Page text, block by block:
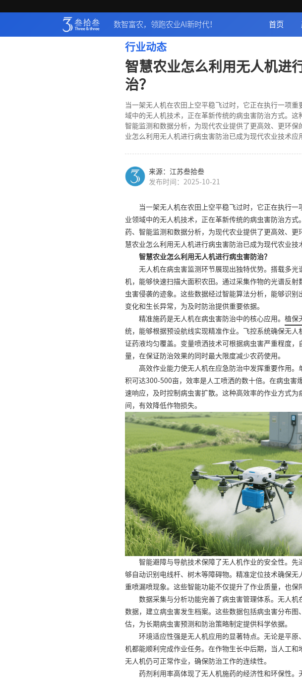
数智富农，领跑农业AI新时代！ 首页
行业动态
智慧农业怎么利用无人机进
治？
当一架无人机在农田上空平稳飞过时，它正在执行一项重
域中的无人机技术，正在革新传统的病虫害防治方式。这
智能监测和数据分析，为现代农业提供了更高效、更环保
业怎么利用无人机进行病虫害防治已成为现代农业技术应
来源：江苏叁拾叁
发布时间：2025-10-21
当一架无人机在农田上空平稳飞过时，它正在执行一
业领域中的无人机技术，正在革新传统的病虫害防治方式
药、智能监测和数据分析，为现代农业提供了更高效、更
慧农业怎么利用无人机进行病虫害防治已成为现代农业技
智慧农业怎么利用无人机进行病虫害防治？
无人机在病虫害监测环节展现出独特优势。搭载多光
机，能够快速扫描大面积农田。通过采集作物的光谱反射
虫害侵袭的迹象。这些数据经过智能算法分析，能够识别
变化和生长异常，为及时防治提供重要依据。
精准施药是无人机在病虫害防治中的核心应用。 植保
统，能够根据预设航线实现精准作业。飞控系统确保无人
证药液均匀覆盖。变量喷洒技术可根据病虫害严重程度，
量，在保证防治效果的同时最大限度减少农药使用。
高效作业能力使无人机在应急防治中发挥重要作用。
积可达300-500亩，效率是人工喷洒的数十倍。在病虫害
速响应，及时控制病虫害扩散。这种高效率的作业方式为
间，有效降低作物损失。
智能避障与导航技术保障了无人机作业的安全性。先
够自动识别电线杆、树木等障碍物。精准定位技术确保无
重喷漏喷现象。这些智能功能不仅提升了作业质量，也保
数据采集与分析功能完善了病虫害管理体系。无人机
数据，建立病虫害发生档案。这些数据包括病虫害分布图
估，为长期病虫害预测和防治策略制定提供科学依据。
环境适应性强是无人机应用的显著特点。无论是平原
机都能顺利完成作业任务。在作物生长中后期，当人工和
无人机仍可正常作业，确保防治工作的连续性。
药剂利用率高体现了无人机施药的经济性和环保性。